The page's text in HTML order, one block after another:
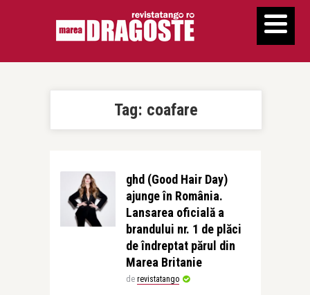
Tag: coafare
ghd (Good Hair Day)
ajunge în România.
Lansarea oficială a
brandului nr. 1 de plăci
de îndreptat părul din
Marea Britanie
de revistatango